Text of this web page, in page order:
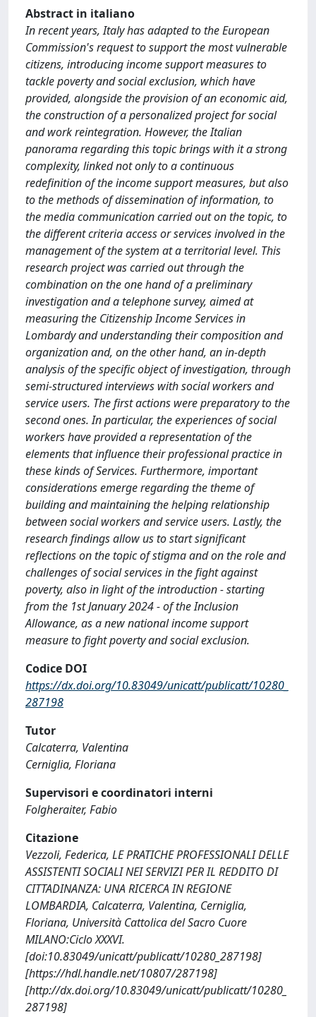
Abstract in italiano
In recent years, Italy has adapted to the European
Commission's request to support the most vulnerable
citizens, introducing income support measures to
tackle poverty and social exclusion, which have
provided, alongside the provision of an economic aid,
the construction of a personalized project for social
and work reintegration. However, the Italian
panorama regarding this topic brings with it a strong
complexity, linked not only to a continuous
redefinition of the income support measures, but also
to the methods of dissemination of information, to
the media communication carried out on the topic, to
the different criteria access or services involved in the
management of the system at a territorial level. This
research project was carried out through the
combination on the one hand of a preliminary
investigation and a telephone survey, aimed at
measuring the Citizenship Income Services in
Lombardy and understanding their composition and
organization and, on the other hand, an in-depth
analysis of the specific object of investigation, through
semi-structured interviews with social workers and
service users. The first actions were preparatory to the
second ones. In particular, the experiences of social
workers have provided a representation of the
elements that influence their professional practice in
these kinds of Services. Furthermore, important
considerations emerge regarding the theme of
building and maintaining the helping relationship
between social workers and service users. Lastly, the
research findings allow us to start significant
reflections on the topic of stigma and on the role and
challenges of social services in the fight against
poverty, also in light of the introduction - starting
from the 1st January 2024 - of the Inclusion
Allowance, as a new national income support
measure to fight poverty and social exclusion.
Codice DOI
https://dx.doi.org/10.83049/unicatt/publicatt/10280_
287198
Tutor
Calcaterra, Valentina
Cerniglia, Floriana
Supervisori e coordinatori interni
Folgheraiter, Fabio
Citazione
Vezzoli, Federica, LE PRATICHE PROFESSIONALI DELLE
ASSISTENTI SOCIALI NEI SERVIZI PER IL REDDITO DI
CITTADINANZA: UNA RICERCA IN REGIONE
LOMBARDIA, Calcaterra, Valentina, Cerniglia,
Floriana, Università Cattolica del Sacro Cuore
MILANO:Ciclo XXXVI.
[doi:10.83049/unicatt/publicatt/10280_287198]
[https://hdl.handle.net/10807/287198]
[http://dx.doi.org/10.83049/unicatt/publicatt/10280_
287198]